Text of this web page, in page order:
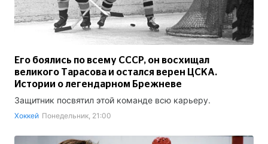
Его боялись по всему СССР, он восхищал
великого Тарасова и остался верен ЦСКА.
Истории о легендарном Брежневе
Защитник посвятил этой команде всю карьеру.
Хоккей Понедельник, 21:00